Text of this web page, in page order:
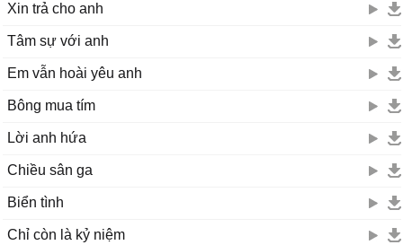
Xin trả cho anh
Tâm sự với anh
Em vẫn hoài yêu anh
Bông mua tím
Lời anh hứa
Chiều sân ga
Biển tình
Chỉ còn là kỷ niệm